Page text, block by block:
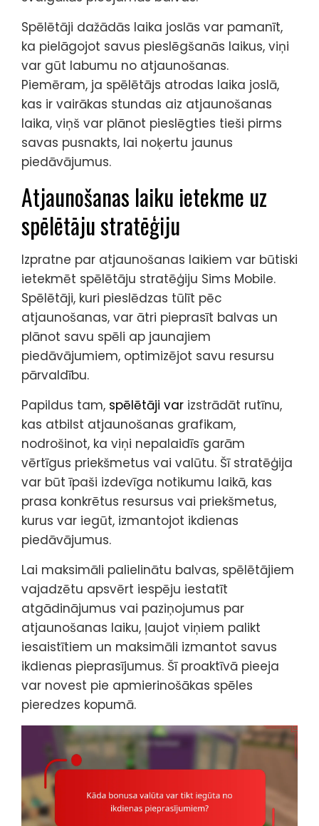
Spēlētāji dažādās laika joslās var pamanīt,
ka pielāgojot savus pieslēgšanās laikus, viņi
var gūt labumu no atjaunošanas.
Piemēram, ja spēlētājs atrodas laika joslā,
kas ir vairākas stundas aiz atjaunošanas
laika, viņš var plānot pieslēgties tieši pirms
savas pusnakts, lai noķertu jaunus
piedāvājumus.
Atjaunošanas laiku ietekme uz
spēlētāju stratēģiju
Izpratne par atjaunošanas laikiem var būtiski
ietekmēt spēlētāju stratēģiju Sims Mobile.
Spēlētāji, kuri pieslēdzas tūlīt pēc
atjaunošanas, var ātri pieprasīt balvas un
plānot savu spēli ap jaunajiem
piedāvājumiem, optimizējot savu resursu
pārvaldību.
Papildus tam, spēlētāji var izstrādāt rutīnu,
kas atbilst atjaunošanas grafikam,
nodrošinot, ka viņi nepalaidīs garām
vērtīgus priekšmetus vai valūtu. Šī stratēģija
var būt īpaši izdevīga notikumu laikā, kas
prasa konkrētus resursus vai priekšmetus,
kurus var iegūt, izmantojot ikdienas
piedāvājumus.
Lai maksimāli palielinātu balvas, spēlētājiem
vajadzētu apsvērt iespēju iestatīt
atgādinājumus vai paziņojumus par
atjaunošanas laiku, ļaujot viņiem palikt
iesaistītiem un maksimāli izmantot savus
ikdienas pieprasījumus. Šī proaktīvā pieeja
var novest pie apmierinošākas spēles
pieredzes kopumā.